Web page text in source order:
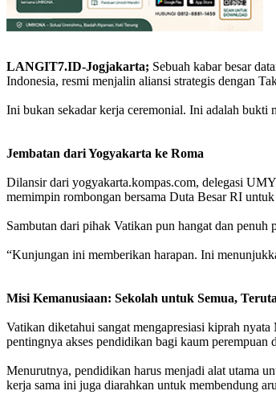
LANGIT7.ID-Jogjakarta; Sebuah kabar besar
Indonesia, resmi menjalin aliansi strategis dengan
Ini bukan sekadar kerja ceremonial. Ini adalah bukti
Jembatan dari Yogyakarta ke Roma
Dilansir dari yogyakarta.kompas.com, delegasi
memimpin rombongan bersama Duta Besar RI
Sambutan dari pihak Vatikan pun hangat dan
“Kunjungan ini memberikan harapan. Ini
Misi Kemanusiaan: Sekolah untuk Semua,
Vatikan diketahui sangat mengapresiasi kiprah
pentingnya akses pendidikan bagi kaum perempuan
Menurutnya, pendidikan harus menjadi alat utama
kerja sama ini juga diarahkan untuk membendung